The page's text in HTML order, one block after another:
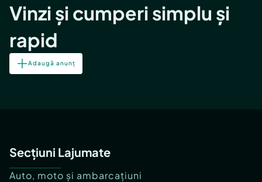
Vinzi și cumperi simplu și
rapid
Adaugă anunț
Secțiuni Lajumate
Auto, moto și ambarcațiuni